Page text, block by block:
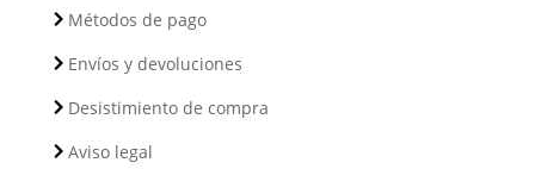
Métodos de pago
Envíos y devoluciones
Desistimiento de compra
Aviso legal